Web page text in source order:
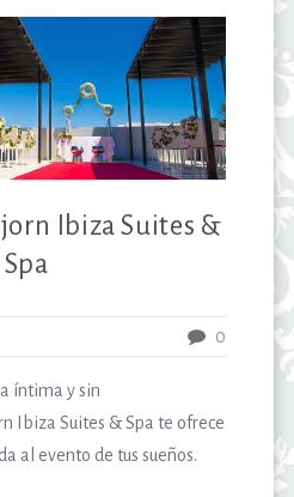
Ibiza Suites &
Spa
0
íntima y sin
Ibiza Suites & Spa te ofrece
al evento de tus sueños.